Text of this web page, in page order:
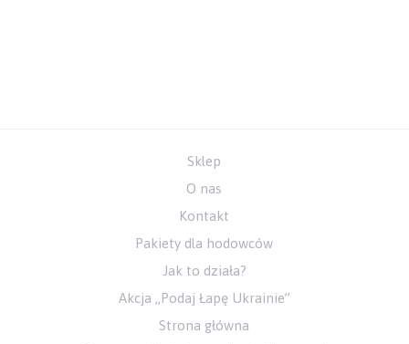
Sklep
O nas
Kontakt
Pakiety dla hodowców
Jak to działa?
Akcja „Podaj Łapę Ukrainie”
Strona główna